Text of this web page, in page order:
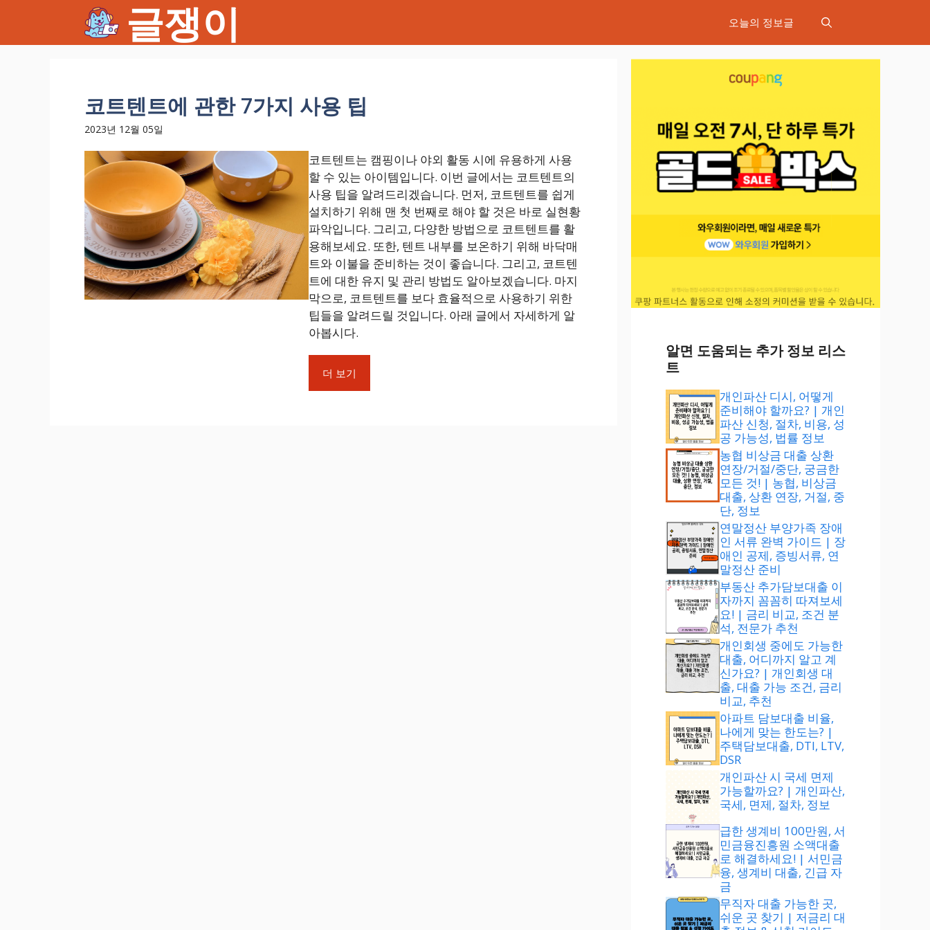
츠
글쟁이 오늘의 정보글
코트텐트에 관한 7가지 사용 팁
2023년 12월 05일
코트텐트는 캠핑이나 야외 활동 시에 유용하게 사용
할 수 있는 아이템입니다. 이번 글에서는 코트텐트의
사용 팁을 알려드리겠습니다. 먼저, 코트텐트를 쉽게
설치하기 위해 맨 첫 번째로 해야 할 것은 바로 실현황
파악입니다. 그리고, 다양한 방법으로 코트텐트를 활
용해보세요. 또한, 텐트 내부를 보온하기 위해 바닥매
트와 이불을 준비하는 것이 좋습니다. 그리고, 코트텐
트에 대한 유지 및 관리 방법도 알아보겠습니다. 마지
막으로, 코트텐트를 보다 효율적으로 사용하기 위한
팁들을 알려드릴 것입니다. 아래 글에서 자세하게 알
아봅시다.
더 보기
알면 도움되는 추가 정보 리스
트
개인파산 디시, 어떻게
준비해야 할까요? | 개인
파산 신청, 절차, 비용, 성
공 가능성, 법률 정보
농협 비상금 대출 상환
연장/거절/중단, 궁금한
모든 것! | 농협, 비상금
대출, 상환 연장, 거절, 중
단, 정보
연말정산 부양가족 장애
인 서류 완벽 가이드 | 장
애인 공제, 증빙서류, 연
말정산 준비
부동산 추가담보대출 이
자까지 꼼꼼히 따져보세
요! | 금리 비교, 조건 분
석, 전문가 추천
개인회생 중에도 가능한
대출, 어디까지 알고 계
신가요? | 개인회생 대
출, 대출 가능 조건, 금리
비교, 추천
아파트 담보대출 비율,
나에게 맞는 한도는? |
주택담보대출, DTI, LTV,
DSR
개인파산 시 국세 면제
가능할까요? | 개인파산,
국세, 면제, 절차, 정보
급한 생계비 100만원, 서
민금융진흥원 소액대출
로 해결하세요! | 서민금
융, 생계비 대출, 긴급 자
금
무직자 대출 가능한 곳,
쉬운 곳 찾기 | 저금리 대